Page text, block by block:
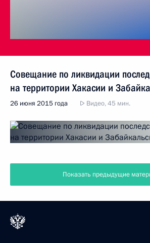
Совещание по ликвидации
на территории Хакасии и
26 июня 2015 года Видео, 45 мин.
Показать предыдущие